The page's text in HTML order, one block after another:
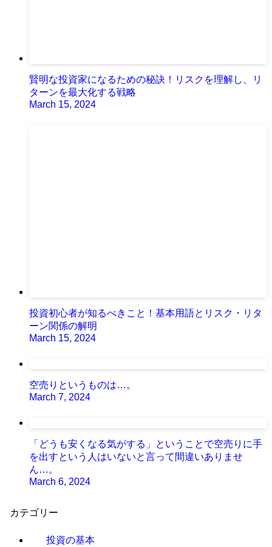
賢明な投資家になるための秘訣！リスクを理解し、リ
ターンを最大化する戦略
March 15, 2024
投資初心者が知るべきこと！基本用語とリスク・リタ
ーン関係の解明
March 15, 2024
空売りというものは…。
March 7, 2024
「どうも安くなる気がする」ということで空売りに手
を出すという人はいないと言って間違いありませ
ん…。
March 6, 2024
カテゴリー
投資の基本